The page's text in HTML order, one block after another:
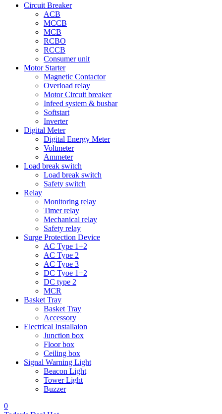
Circuit Breaker
ACB
MCCB
MCB
RCBO
RCCB
Consumer unit
Motor Starter
Magnetic Contactor
Overload relay
Motor Circuit breaker
Infeed system & busbar
Softstart
Inverter
Digital Meter
Digital Energy Meter
Voltmeter
Ammeter
Load break switch
Load break switch
Safety switch
Relay
Monitoring relay
Timer relay
Mechanical relay
Safety relay
Surge Protection Device
AC Type 1+2
AC Type 2
AC Type 3
DC Tyoe 1+2
DC type 2
MCR
Basket Tray
Basket Tray
Accessory
Electrical Installaion
Junction box
Floor box
Ceiling box
Signal Warning Light
Beacon Light
Tower Light
Buzzer
0